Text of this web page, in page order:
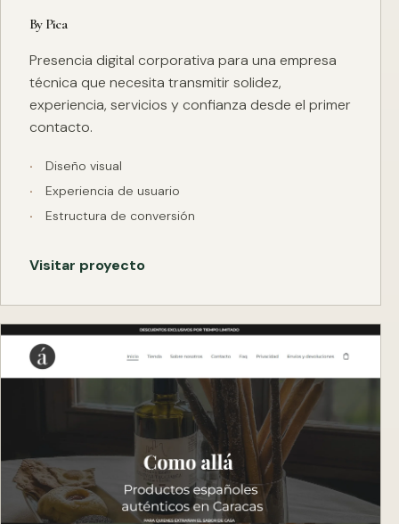
By Pica
Presencia digital corporativa para una empresa
técnica que necesita transmitir solidez,
experiencia, servicios y confianza desde el primer
contacto.
Diseño visual
Experiencia de usuario
Estructura de conversión
Visitar proyecto